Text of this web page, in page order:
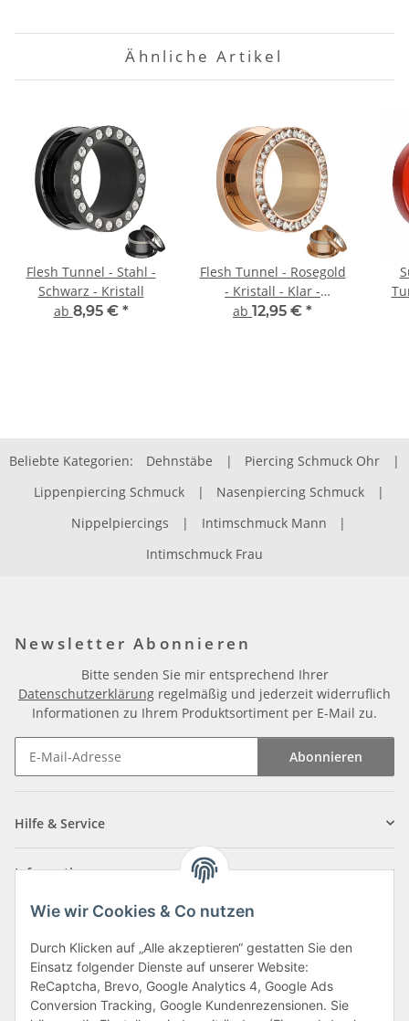
Wie wir Cookies & Co nutzen
Durch Klicken auf „Alle akzeptieren“ gestatten Sie den
Einsatz folgender Dienste auf unserer Website:
ReCaptcha, Brevo, Google Analytics 4, Google Ads
Conversion Tracking, Google Kundenrezensionen. Sie
Ähnliche Artikel
Flesh Tunnel - Stahl -
Schwarz - Kristall
ab 8,95 € *
Flesh Tunnel - Rosegold
- Kristall - Klar -
Schutzschicht
ab 12,95 € *
Beliebte Kategorien: Dehnstäbe | Piercing Schmuck Ohr
|
Lippenpiercing Schmuck
| Nasenpiercing Schmuck
|
Nippelpiercings
| Intimschmuck Mann
|
Intimschmuck Frau
Newsletter Abonnieren
Bitte senden Sie mir entsprechend Ihrer
Datenschutzerklärung regelmäßig und jederzeit widerruflich
Informationen zu Ihrem Produktsortiment per E-Mail zu.
Abonnieren
Hilfe & Service
Informationen
Zahlungsarten